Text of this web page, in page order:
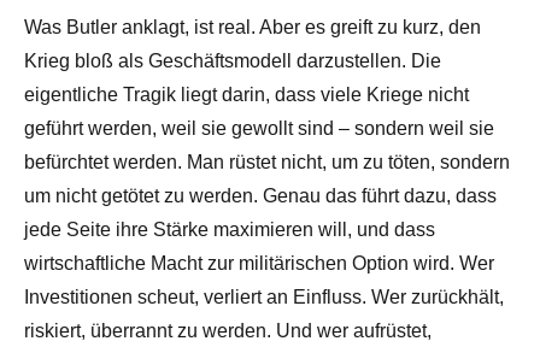
Was Butler anklagt, ist real. Aber es greift zu kurz, den
Krieg bloß als Geschäftsmodell darzustellen. Die
eigentliche Tragik liegt darin, dass viele Kriege nicht
geführt werden, weil sie gewollt sind – sondern weil sie
befürchtet werden. Man rüstet nicht, um zu töten, sondern
um nicht getötet zu werden. Genau das führt dazu, dass
jede Seite ihre Stärke maximieren will, und dass
wirtschaftliche Macht zur militärischen Option wird. Wer
Investitionen scheut, verliert an Einfluss. Wer zurückhält,
riskiert, überrannt zu werden. Und wer aufrüstet,